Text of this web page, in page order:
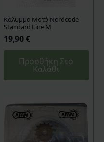
Kάλυμμα Mοτό Nordcode
Standard Line M
19,90€
Προσθήκη Στο
Καλάθι